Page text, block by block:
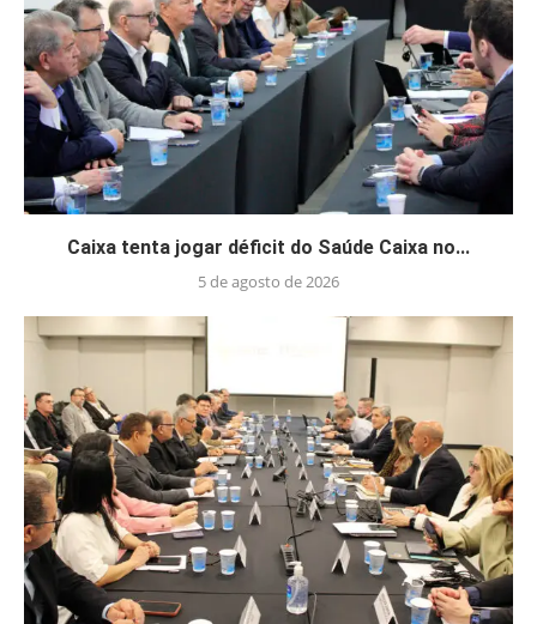
Caixa tenta jogar déficit do Saúde Caixa no...
5 de agosto de 2026